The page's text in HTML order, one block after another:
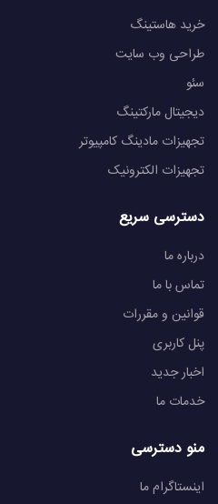
خرید هاستینگ
طراحی وب سایت
سئو
دیجیتال مارکتینگ
تجهیزات مادینگ کامپیوتر
تجهیزات الکترونیک
دسترسی سریع
درباره ما
تماس با ما
قوانین و مقررات
پنل کاربری
اخبار جدید
خدمات ما
منو دسترسی
اینستاگرام ما